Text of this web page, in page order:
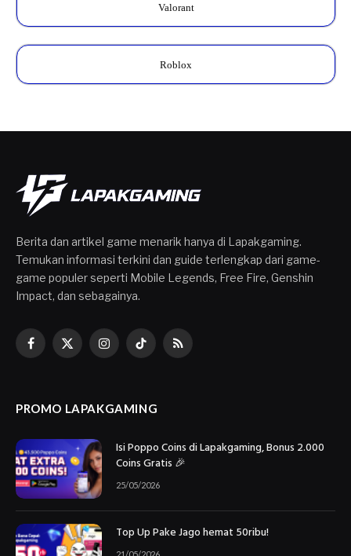
Valorant
Roblox
Berita dan artikel game menarik hanya di Lapakgaming.
Temukan informasi terkini dan guide terlengkap dari game-
game populer seperti Mobile Legends, Free Fire, Genshin
Impact, dan sebagainya.
Facebook
X
InstagramTikTokRSS
PROMO LAPAKGAMING
Isi Poppo Coins di Lapakgaming, Bonus 2.000
Coins Gratis 🎉
25/05/2026
Top Up Pake Jago hemat 50ribu!